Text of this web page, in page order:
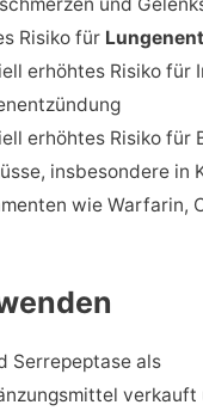
Risiko für
erhöhtes Risiko für
erhöhtes Risiko für
insbesondere in
wie Warfarin,
Serrepeptase als
verkauft